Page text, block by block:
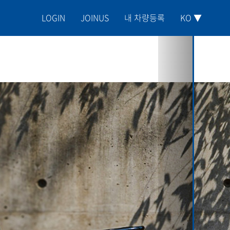
LOGIN JOINUS 내 차량등록 KO ▼